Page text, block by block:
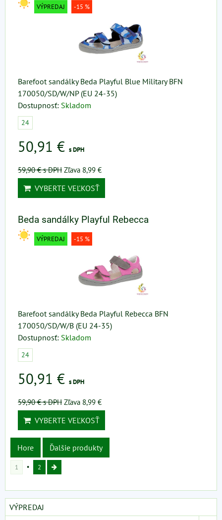
VÝPREDAJ -15 %
Barefoot sandálky Beda Playful Blue Military BFN
170050/SD/W/NP (EU 24-35)
Dostupnosť: Skladom
24
50,91 € s DPH
59,90 €s DPH Zľava 8,99 €
VYBERTE VEĽKOSŤ
Beda sandálky Playful Rebecca
VÝPREDAJ -15 %
Barefoot sandálky Beda Playful Rebecca BFN
170050/SD/W/B (EU 24-35)
Dostupnosť: Skladom
24
50,91 € s DPH
59,90 €s DPH Zľava 8,99 €
VYBERTE VEĽKOSŤ
Hore Ďalšie produkty
1 2
VÝPREDAJ